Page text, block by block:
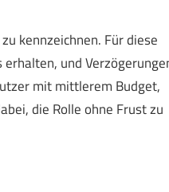
kennzeichnen. Für diese
und
mit mittlerem Budget,
die Rolle ohne Frust zu